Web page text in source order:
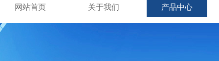
网站首页 关于我们 产品中心